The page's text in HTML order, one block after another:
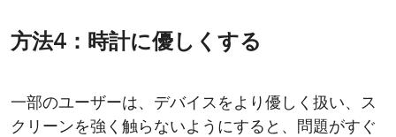
方法4：時計に優しくする
一部のユーザーは、デバイスをより優しく扱い、ス
クリーンを強く触らないようにすると、問題がすぐ